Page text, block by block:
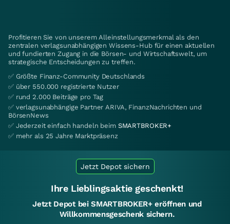
Profitieren Sie von unserem Alleinstellungsmerkmal als den
zentralen verlagsunabhängigen Wissens-Hub für einen aktuellen
und fundierten Zugang in die Börsen- und Wirtschaftswelt, um
strategische Entscheidungen zu treffen.
✅ Größte Finanz-Community Deutschlands
✅ über 550.000 registrierte Nutzer
✅ rund 2.000 Beiträge pro Tag
✅ verlagsunabhängige Partner ARIVA, FinanzNachrichten und
BörsenNews
✅ Jederzeit einfach handeln beim SMARTBROKER+
✅ mehr als 25 Jahre Marktpräsenz
Jetzt Depot sichern
Ihre Lieblingsaktie geschenkt!
Jetzt Depot bei SMARTBROKER+ eröffnen und
Willkommensgeschenk sichern.